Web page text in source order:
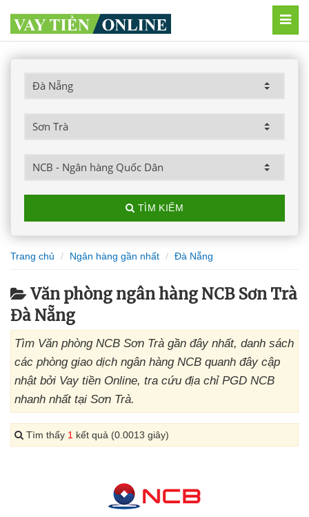
TÌM KIẾM
Trang chủ Ngân hàng gần nhất Đà Nẵng
Văn phòng ngân hàng NCB Sơn Trà
Đà Nẵng
Tìm Văn phòng NCB Sơn Trà gần đây nhất, danh sách
các phòng giao dịch ngân hàng NCB quanh đây cập
nhật bởi Vay tiền Online, tra cứu địa chỉ PGD NCB
nhanh nhất tại Sơn Trà.
Tìm thấy 1 kết quả (0.0013 giây)